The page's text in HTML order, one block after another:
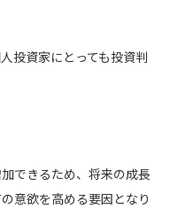
投資家にとっても投資判
できるため、将来の成長
意欲を高める要因となり